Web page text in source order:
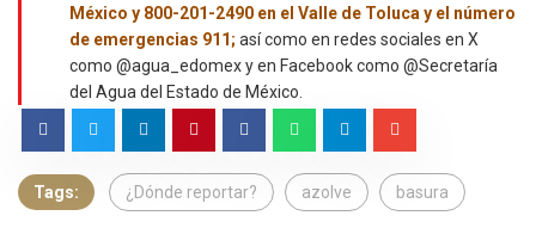
México y 800-201-2490 en el Valle de Toluca y el número
de emergencias 911; así como en redes sociales en X
como @agua_edomex y en Facebook como @Secretaría
del Agua del Estado de México.
Tags: ¿Dónde reportar? azolve basura